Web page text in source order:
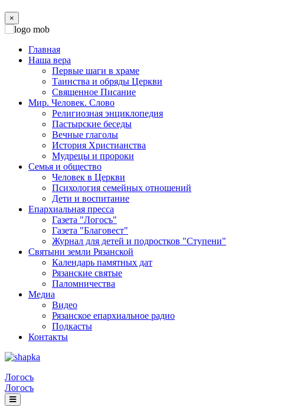
×
Главная
Наша вера
Первые шаги в храме
Таинства и обряды Церкви
Священное Писание
Мир. Человек. Слово
Религиозная энциклопедия
Пастырские беседы
Вечные глаголы
История Христианства
Мудрецы и пророки
Семья и общество
Человек в Церкви
Психология семейных отношений
Дети и воспитание
Епархиальная пресса
Газета "Логосъ"
Газета "Благовест"
Журнал для детей и подростков "Ступени"
Святыни земли Рязанской
Календарь памятных дат
Рязанские святые
Паломничества
Медиа
Видео
Рязанское епархиальное радио
Подкасты
Контакты
Логосъ
Логосъ